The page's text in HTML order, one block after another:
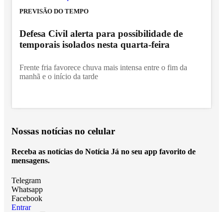
PREVISÃO DO TEMPO
Defesa Civil alerta para possibilidade de
temporais isolados nesta quarta-feira
Frente fria favorece chuva mais intensa entre o fim da
manhã e o início da tarde
Nossas notícias no celular
Receba as notícias do Notícia Já no seu app favorito de
mensagens.
Telegram
Whatsapp
Facebook
Entrar